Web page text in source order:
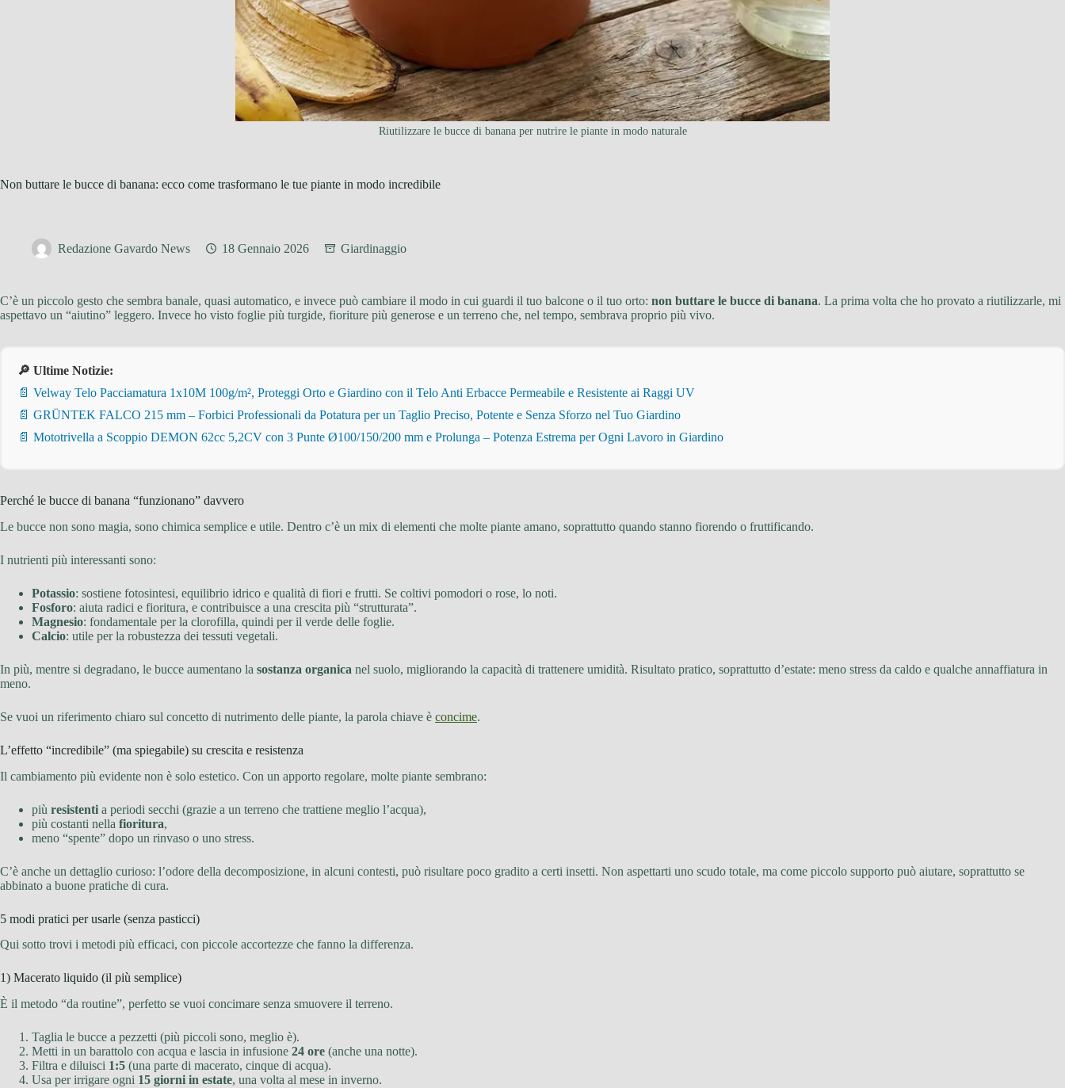
Riutilizzare le bucce di banana per nutrire le piante in modo naturale
Non buttare le bucce di banana: ecco come trasformano le tue piante in modo incredibile
Redazione Gavardo News 18 Gennaio 2026 Giardinaggio
C’è un piccolo gesto che sembra banale, quasi automatico, e invece può cambiare il modo in cui guardi il tuo balcone o il tuo orto: non buttare le bucce di banana. La prima volta che ho provato a riutilizzarle, mi
aspettavo un “aiutino” leggero. Invece ho visto foglie più turgide, fioriture più generose e un terreno che, nel tempo, sembrava proprio più vivo.
🔎 Ultime Notizie:
📄 Velway Telo Pacciamatura 1x10M 100g/m², Proteggi Orto e Giardino con il Telo Anti Erbacce Permeabile e Resistente ai Raggi UV
📄 GRÜNTEK FALCO 215 mm – Forbici Professionali da Potatura per un Taglio Preciso, Potente e Senza Sforzo nel Tuo Giardino
📄 Mototrivella a Scoppio DEMON 62cc 5,2CV con 3 Punte Ø100/150/200 mm e Prolunga – Potenza Estrema per Ogni Lavoro in Giardino
Perché le bucce di banana “funzionano” davvero
Le bucce non sono magia, sono chimica semplice e utile. Dentro c’è un mix di elementi che molte piante amano, soprattutto quando stanno fiorendo o fruttificando.
I nutrienti più interessanti sono:
Potassio: sostiene fotosintesi, equilibrio idrico e qualità di fiori e frutti. Se coltivi pomodori o rose, lo noti.
Fosforo: aiuta radici e fioritura, e contribuisce a una crescita più “strutturata”.
Magnesio: fondamentale per la clorofilla, quindi per il verde delle foglie.
Calcio: utile per la robustezza dei tessuti vegetali.
In più, mentre si degradano, le bucce aumentano la sostanza organica nel suolo, migliorando la capacità di trattenere umidità. Risultato pratico, soprattutto d’estate: meno stress da caldo e qualche annaffiatura in
meno.
Se vuoi un riferimento chiaro sul concetto di nutrimento delle piante, la parola chiave è concime.
L’effetto “incredibile” (ma spiegabile) su crescita e resistenza
Il cambiamento più evidente non è solo estetico. Con un apporto regolare, molte piante sembrano:
più resistenti a periodi secchi (grazie a un terreno che trattiene meglio l’acqua),
più costanti nella fioritura,
meno “spente” dopo un rinvaso o uno stress.
C’è anche un dettaglio curioso: l’odore della decomposizione, in alcuni contesti, può risultare poco gradito a certi insetti. Non aspettarti uno scudo totale, ma come piccolo supporto può aiutare, soprattutto se
abbinato a buone pratiche di cura.
5 modi pratici per usarle (senza pasticci)
Qui sotto trovi i metodi più efficaci, con piccole accortezze che fanno la differenza.
1) Macerato liquido (il più semplice)
È il metodo “da routine”, perfetto se vuoi concimare senza smuovere il terreno.
Taglia le bucce a pezzetti (più piccoli sono, meglio è).
Metti in un barattolo con acqua e lascia in infusione 24 ore (anche una notte).
Filtra e diluisci 1:5 (una parte di macerato, cinque di acqua).
Usa per irrigare ogni 15 giorni in estate, una volta al mese in inverno.